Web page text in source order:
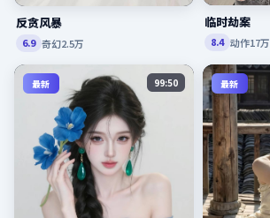
反贪风暴
6.9 奇幻2.5万
临时劫案
8.4 动作17万
最新 99:50 最新